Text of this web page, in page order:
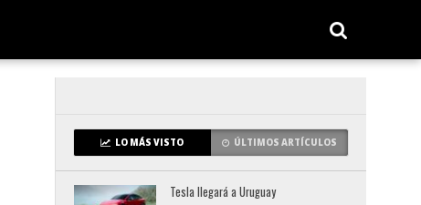
LO MÁS VISTO ÚLTIMOS ARTÍCULOS
Tesla llegará a Uruguay